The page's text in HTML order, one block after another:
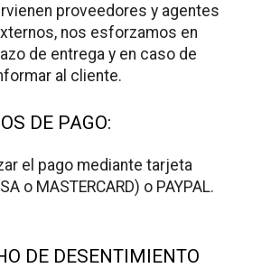
proveedores y agentes
nos esforzamos en
de entrega y en caso de
al cliente.
DE PAGO:
el pago mediante tarjeta
o MASTERCARD) o PAYPAL.
DE DESENTIMIENTO